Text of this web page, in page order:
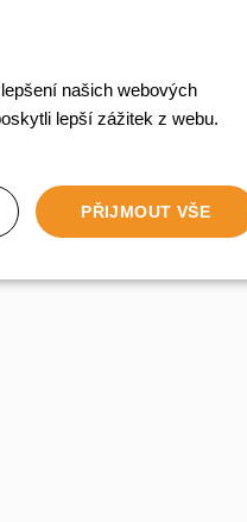
našich webových
lepší zážitek z webu.
PŘIJMOUT VŠE
Funkční cookies